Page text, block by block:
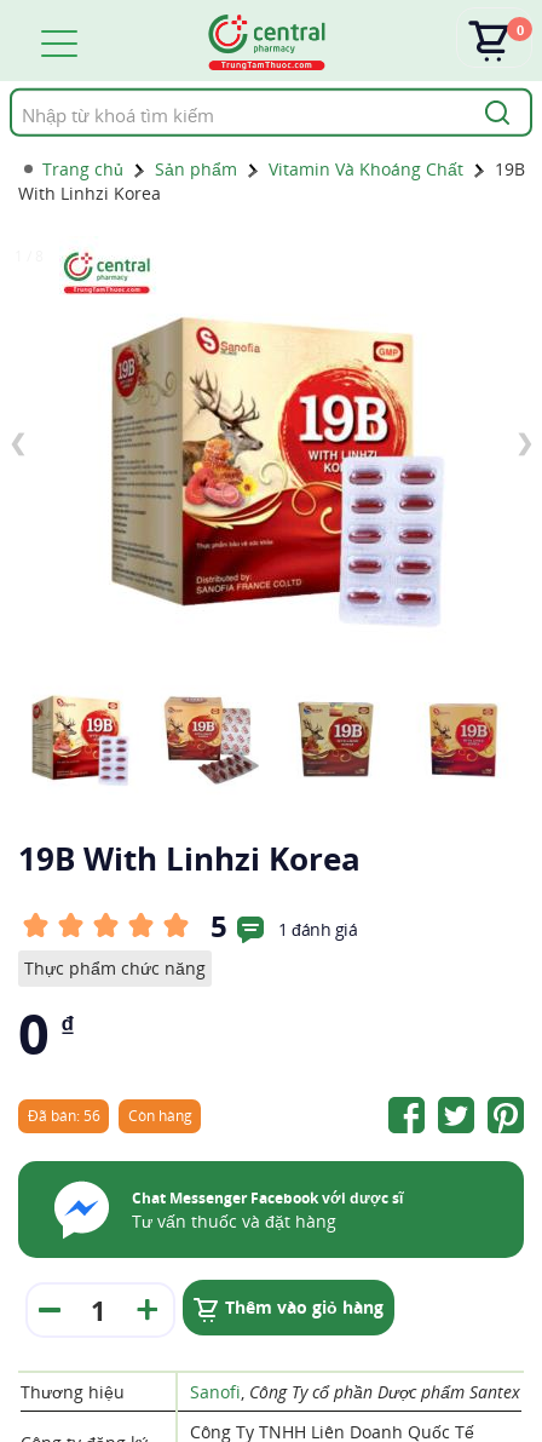
Tìm
kiếm
0
Trang chủ Sản phẩm Vitamin Và Khoáng Chất
19B
With Linhzi Korea
❮ ❯
19B With Linhzi Korea
5
1 đánh giá
Thực phẩm chức năng
0 ₫
Đã bán: 56 Còn hàng
Chat Messenger Facebook với dược sĩ
Tư vấn thuốc và đặt hàng
Thêm vào giỏ hàng
Thương hiệu Sanofi, Công Ty cổ phần Dược phẩm Santex
Công Ty TNHH Liên Doanh Quốc Tế